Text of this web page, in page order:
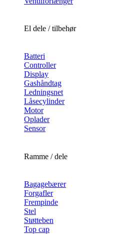
El dele / tilbehør
Batteri
Controller
Display
Gashåndtag
Ledningsnet
Låsecylinder
Motor
Oplader
Sensor
Ramme / dele
Bagagebærer
Forgafler
Frempinde
Stel
Støtteben
Top cap